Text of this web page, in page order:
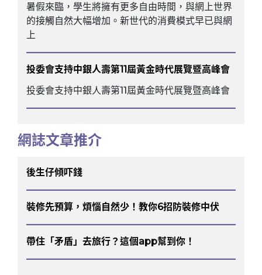
暑假來臨，學生將擁有更多自由時間，與網上世界
的接觸自然大幅增加。新世代的消費模式早已與網
上
投委會支持中銀人壽第11屆黃金時代展覽暨高峰會
投委會支持中銀人壽第11屆黃金時代展覽暨高峰會
網誌文章推介
後生仔傾吓錢
裝修先預算，煩惱自然少！教你6招防裝修中伏
帶住「矛盾」去旅行？這個app幫到你！